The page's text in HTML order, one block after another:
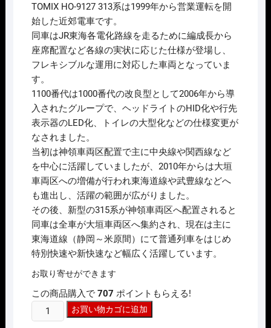
格
は
¥97,240
で
し
た。
価
格
は
¥77,792
で
す。
TOMIX HO-9127 313系は1999年から営業運転を開
始した近郊電車です。
同車はJR東海各電化路線を走るために編成長から
座席配置など各線の実状に応じた仕様が登場し、
フレキシブルな運用に対応した車両となっていま
す。
1100番代は1000番代の改良型として2006年から導
入されたグループで、ヘッドライトのHID化や行先
表示器のLED化、トイレの大型化などの仕様変更が
なされました。
当初は神領車両区配置で主に中央線や関西線など
を中心に活躍していましたが、2010年からは大垣
車両区への増備が行われ東海道線や武豊線などへ
も進出し、活躍の範囲が広がりました。
その後、新型の315系が神領車両区へ配置されると
同車は全車が大垣車両区へ集約され、現在は主に
東海道線（静岡～米原間）にて普通列車をはじめ
特別快速や新快速など幅広く活躍しています。
お取り寄せができます
この商品購入で 707 ポイントもらえる!
ｹﾞ
お買い物カゴに追加